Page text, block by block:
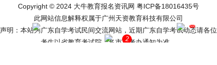
Copyright © 2024 大牛教育报名资讯网 粤ICP备18016435号
此网站信息解释权属于广州天资教育科技有限公司
声明：本站为广东自学考试民间交流网站，近期广东自学考试动态请各位
考生以省教育考试院、各市自考办通知为准。
网站导航 2 网上报名
hot